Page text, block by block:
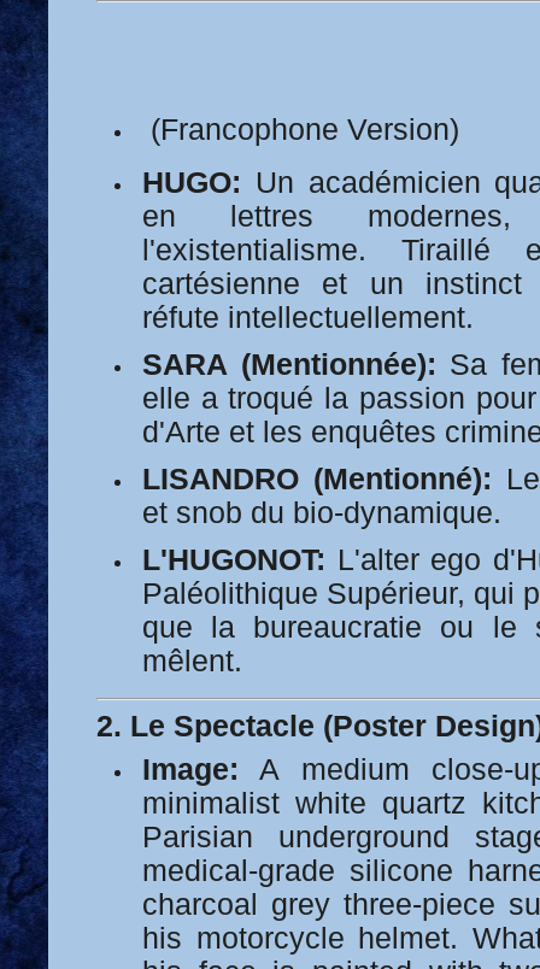
(Francophone Version)
HUGO: Un académicien
en lettres
l'existentialisme. Tiraillé
cartésienne et un instinct
réfute intellectuellement.
SARA (Mentionnée): Sa
elle a troqué la passion
d'Arte et les enquêtes
LISANDRO (Mentionné):
et snob du bio-dynamique.
L'HUGONOT: L'alter ego
Paléolithique Supérieur, qui
que la bureaucratie ou le
mêlent.
2. Le Spectacle (Poster
Image: A medium close-
minimalist white quartz
Parisian underground
medical-grade silicone
charcoal grey three-piece
his motorcycle helmet.